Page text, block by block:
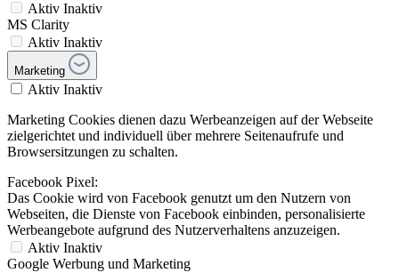
Aktiv Inaktiv
MS Clarity
Aktiv Inaktiv
Marketing
Aktiv Inaktiv
Marketing Cookies dienen dazu Werbeanzeigen auf der Webseite
zielgerichtet und individuell über mehrere Seitenaufrufe und
Browsersitzungen zu schalten.
Facebook Pixel:
Das Cookie wird von Facebook genutzt um den Nutzern von
Webseiten, die Dienste von Facebook einbinden, personalisierte
Werbeangebote aufgrund des Nutzerverhaltens anzuzeigen.
Aktiv Inaktiv
Google Werbung und Marketing